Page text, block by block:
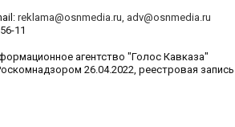
reklama@osnmedia.ru, adv@osnmedia.ru
11
агентство "Голос Кавказа"
26.04.2022, реестровая запись